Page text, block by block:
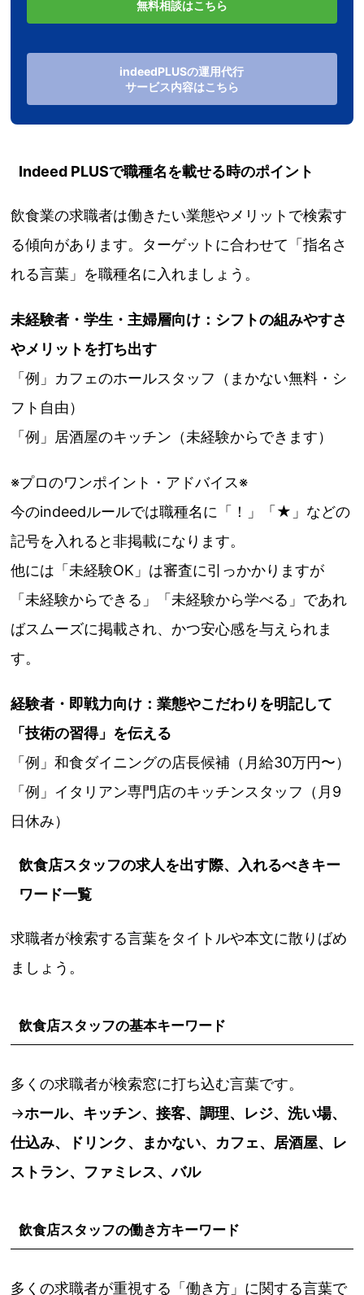
無料相談はこちら
indeedPLUSの運用代行
サービス内容はこちら
Indeed PLUSで職種名を載せる時のポイント
飲食業の求職者は働きたい業態やメリットで検索す
る傾向があります。ターゲットに合わせて「指名さ
れる言葉」を職種名に入れましょう。
未経験者・学生・主婦層向け ： シフトの組みやすさ
やメリットを打ち出す
「例」カフェのホールスタッフ（まかない無料・シ
フト自由）
「例」居酒屋のキッチン（未経験からできます）
※プロのワンポイント・アドバイス※
今のindeedルールでは職種名に「！」「★」などの
記号を入れると非掲載になります。
他には「未経験OK」は審査に引っかかりますが
「未経験からできる」「未経験から学べる」であれ
ばスムーズに掲載され、かつ安心感を与えられま
す。
経験者・即戦力向け：業態やこだわりを明記して
「技術の習得」を伝える
「例」和食ダイニングの店長候補（月給30万円〜）
「例」イタリアン専門店のキッチンスタッフ（月9
日休み）
飲食店スタッフの求人を出す際、入れるべきキー
ワード一覧
求職者が検索する言葉をタイトルや本文に散りばめ
ましょう。
飲食店スタッフの基本キーワード
多くの求職者が検索窓に打ち込む言葉です。
→ホール、キッチン、接客、調理、レジ、洗い場、
仕込み、ドリンク、まかない、カフェ、居酒屋、レ
ストラン、ファミレス、バル
飲食店スタッフの働き方キーワード
多くの求職者が重視する「働き方」に関する言葉で